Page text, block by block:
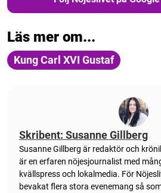
Läs mer om...
Kung Carl XVI Gustaf
Skribent: Susanne Gillberg
Susanne Gillberg är redaktör och
är en erfaren nöjesjournalist med
kvällspress och lokalmedia. För
bevakat flera stora evenemang så